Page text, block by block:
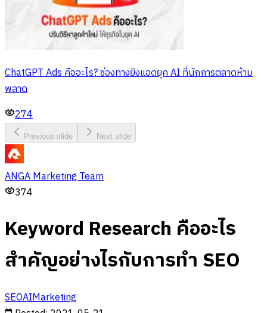
ChatGPT Ads คืออะไร? ช่องทางยิงแอดยุค AI ที่นักการตลาดห้าม
พลาด
274
Previous slide Next slide
ANGA Marketing Team
374
Keyword Research คืออะไร
สำคัญอย่างไรกับการทำ SEO
SEOAIMarketing